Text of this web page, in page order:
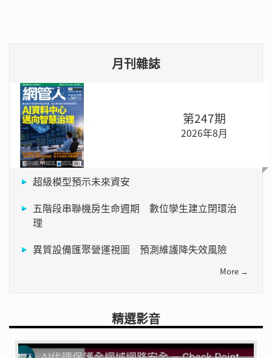
月刊雜誌
第247期
2026年8月
超級模型預示未來資安
五階段串聯機房生命週期 數位孿生建立閉環治
理
異質設備匯聚營運視圖 預測維護降失效風險
More →
精選影音